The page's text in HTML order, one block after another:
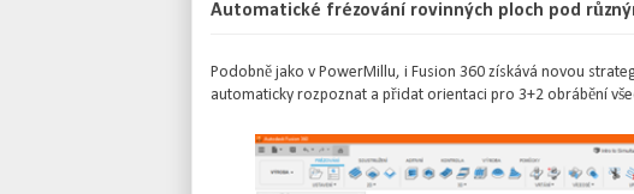
Automatické frézování rovinných ploch pod
Podobně jako v PowerMillu, i Fusion 360 získává novou
automaticky rozpoznat a přidat orientaci pro 3+2 obrábění